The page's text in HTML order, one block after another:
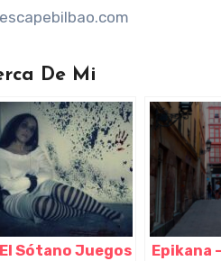
De Mi
El Sótano Juegos
Epikana